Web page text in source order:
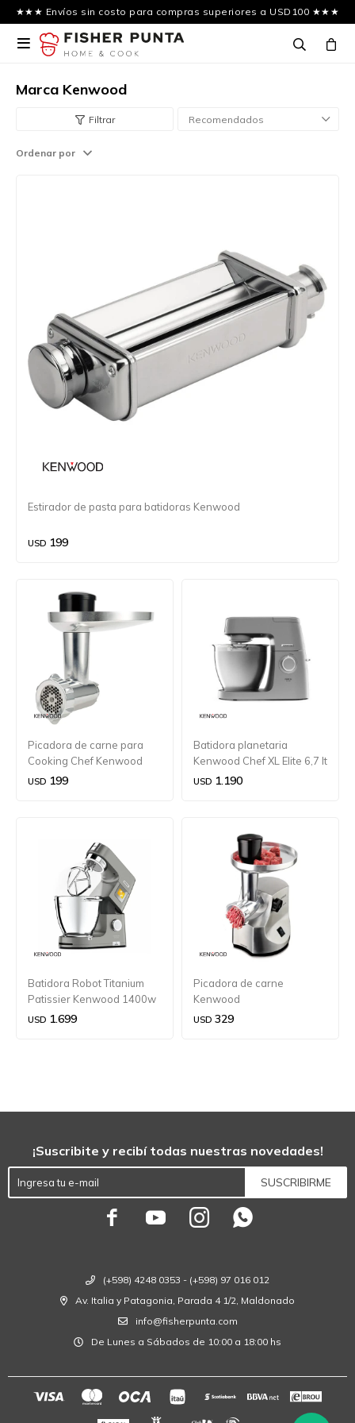
★★★ Envíos sin costo para compras superiores a USD100 ★★★

Marca Kenwood
Recomendados
Ordenar por
Estirador de pasta para batidoras Kenwood
USD 199
Picadora de carne para
Cooking Chef Kenwood
USD 199
Batidora planetaria
Kenwood Chef XL Elite 6,7 lt
1400w
USD 1.190
Batidora Robot Titanium
Patissier Kenwood 1400w
USD 1.699
Picadora de carne
Kenwood
USD 329
(+598) 4248 0353 - (+598) 97 016 012
Av. Italia y Patagonia, Parada 4 1/2, Maldonado
info@fisherpunta.com
De Lunes a Sábados de 10:00 a 18:00 hs
¡Suscribite y recibí todas nuestras novedades!
SUSCRIBIRME
   